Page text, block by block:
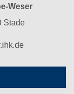
Weser
Stade